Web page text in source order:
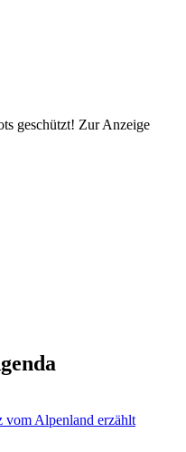
geschützt! Zur Anzeige